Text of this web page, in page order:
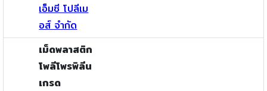
เอ็มซี โปลีเม
อส์ จำกัด
เม็ดพลาสติก
โพลีโพรพิลีน
เกรด